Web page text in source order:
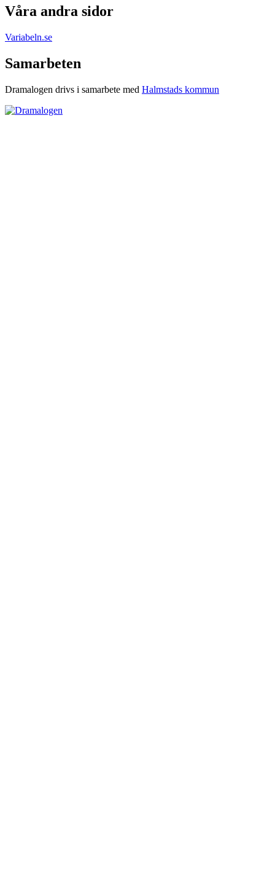
Våra andra sidor
Variabeln.se
Samarbeten
Dramalogen drivs i samarbete med Halmstads kommun